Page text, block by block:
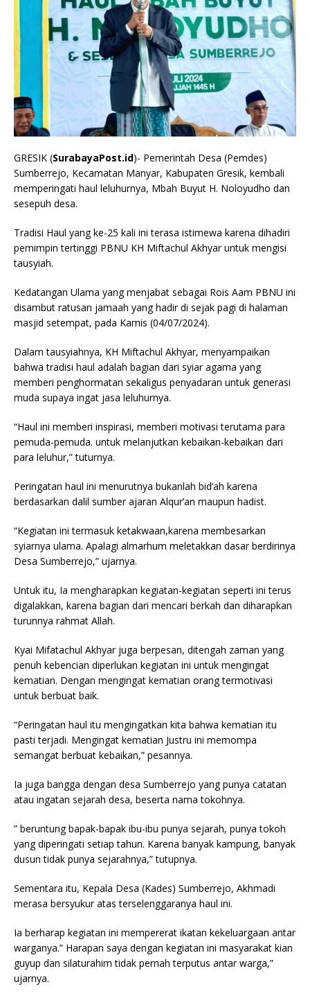
GRESIK (SurabayaPost.id)- Pemerintah Desa (Pemdes)
Sumberrejo, Kecamatan Manyar, Kabupaten Gresik, kembali
memperingati haul leluhurnya, Mbah Buyut H. Noloyudho dan
sesepuh desa.
Tradisi Haul yang ke-25 kali ini terasa istimewa karena dihadiri
pemimpin tertinggi PBNU KH Miftachul Akhyar untuk mengisi
tausyiah.
Kedatangan Ulama yang menjabat sebagai Rois Aam PBNU ini
disambut ratusan jamaah yang hadir di sejak pagi di halaman
masjid setempat, pada Kamis (04/07/2024).
Dalam tausyiahnya, KH Miftachul Akhyar, menyampaikan
bahwa tradisi haul adalah bagian dari syiar agama yang
memberi penghormatan sekaligus penyadaran untuk generasi
muda supaya ingat jasa leluhurnya.
“Haul ini memberi inspirasi, memberi motivasi terutama para
pemuda-pemuda. untuk melanjutkan kebaikan-kebaikan dari
para leluhur,” tuturnya.
Peringatan haul ini menurutnya bukanlah bid’ah karena
berdasarkan dalil sumber ajaran Alqur’an maupun hadist.
“Kegiatan ini termasuk ketakwaan,karena membesarkan
syiarnya ulama. Apalagi almarhum meletakkan dasar berdirinya
Desa Sumberrejo,” ujarnya.
Untuk itu, Ia mengharapkan kegiatan-kegiatan seperti ini terus
digalakkan, karena bagian dari mencari berkah dan diharapkan
turunnya rahmat Allah.
Kyai Mifatachul Akhyar juga berpesan, ditengah zaman yang
penuh kebencian diperlukan kegiatan ini untuk mengingat
kematian. Dengan mengingat kematian orang termotivasi
untuk berbuat baik.
“Peringatan haul itu mengingatkan kita bahwa kematian itu
pasti terjadi. Mengingat kematian Justru ini memompa
semangat berbuat kebaikan,” pesannya.
Ia juga bangga dengan desa Sumberrejo yang punya catatan
atau ingatan sejarah desa, beserta nama tokohnya.
” beruntung bapak-bapak ibu-ibu punya sejarah, punya tokoh
yang diperingati setiap tahun. Karena banyak kampung, banyak
dusun tidak punya sejarahnya,” tutupnya.
Sementara itu, Kepala Desa (Kades) Sumberrejo, Akhmadi
merasa bersyukur atas terselenggaranya haul ini.
Ia berharap kegiatan ini mempererat ikatan kekeluargaan antar
warganya.” Harapan saya dengan kegiatan ini masyarakat kian
guyup dan silaturahim tidak pernah terputus antar warga,”
ujarnya.